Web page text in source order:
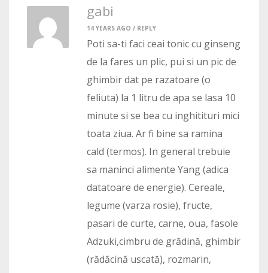
gabi
14 YEARS AGO / REPLY
Poti sa-ti faci ceai tonic cu ginseng
de la fares un plic, pui si un pic de
ghimbir dat pe razatoare (o
feliuta) la 1 litru de apa se lasa 10
minute si se bea cu inghitituri mici
toata ziua. Ar fi bine sa ramina
cald (termos). In general trebuie
sa maninci alimente Yang (adica
datatoare de energie). Cereale,
legume (varza rosie), fructe,
pasari de curte, carne, oua, fasole
Adzuki,cimbru de grădină, ghimbir
(rădăcină uscată), rozmarin,